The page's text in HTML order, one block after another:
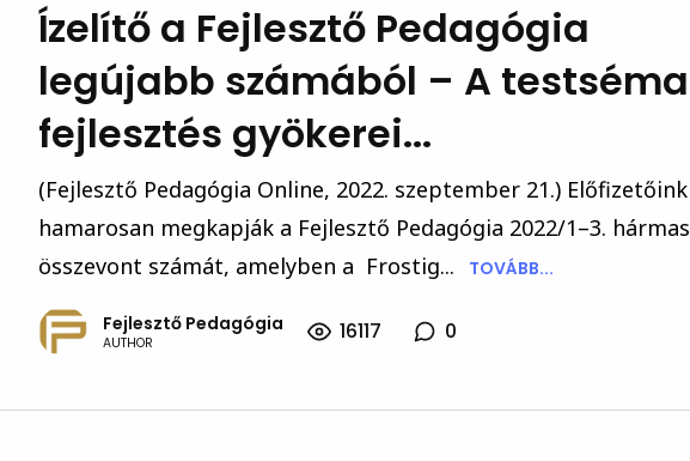
Ízelítő a Fejlesztő Pedagógia
legújabb számából – A testséma
fejlesztés gyökerei...
(Fejlesztő Pedagógia Online, 2022. szeptember 21.) Előfizetőink
hamarosan megkapják a Fejlesztő Pedagógia 2022/1–3. hármas
összevont számát, amelyben a Frostig...
TOVÁBB...
Fejlesztő Pedagógia
AUTHOR 16117 0